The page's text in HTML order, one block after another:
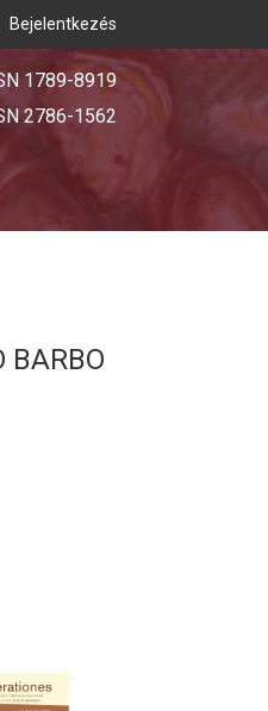
Bejelentkezés
1789-8919
2786-1562
BARBO